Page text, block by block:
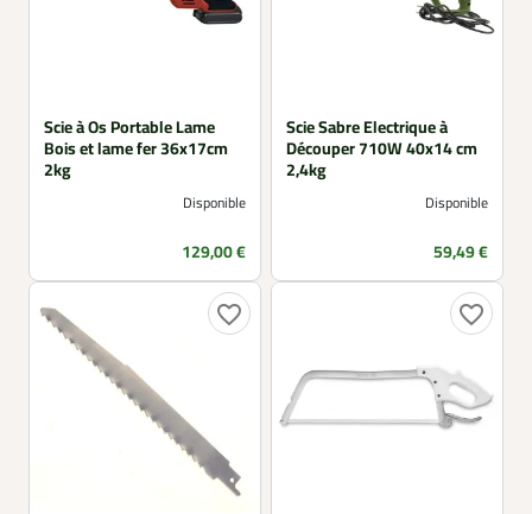
Scie à Os Portable Lame
Bois et lame fer 36x17cm
2kg
Disponible
Prix
129,00 €
Scie Sabre Electrique à
Découper 710W 40x14 cm
2,4kg
Disponible
Prix
59,49 €
favorite_border favorite_border